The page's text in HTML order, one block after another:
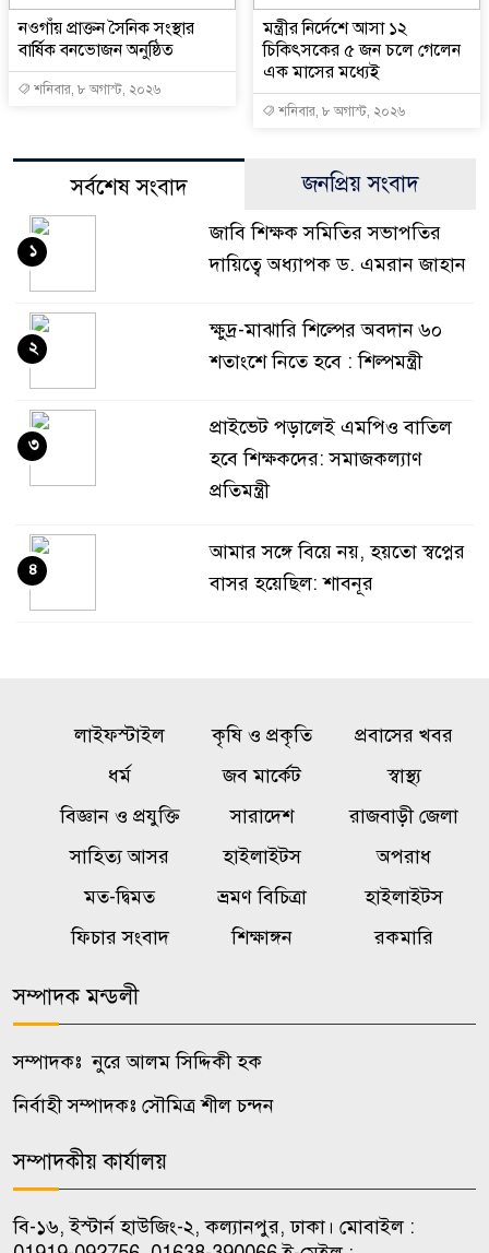
নওগাঁয় প্রাক্তন সৈনিক সংস্থার
বার্ষিক বনভোজন অনুষ্ঠিত
শনিবার, ৮ অগাস্ট, ২০২৬
মন্ত্রীর নির্দেশে আসা ১২
চিকিৎসকের ৫ জন চলে গেলেন
এক মাসের মধ্যেই
শনিবার, ৮ অগাস্ট, ২০২৬
সর্বশেষ সংবাদ জনপ্রিয় সংবাদ
জাবি শিক্ষক সমিতির সভাপতির
দায়িত্বে অধ্যাপক ড. এমরান জাহান
১
ক্ষুদ্র-মাঝারি শিল্পের অবদান ৬০
শতাংশে নিতে হবে : শিল্পমন্ত্রী
২
প্রাইভেট পড়ালেই এমপিও বাতিল
হবে শিক্ষকদের: সমাজকল্যাণ
প্রতিমন্ত্রী
৩
আমার সঙ্গে বিয়ে নয়, হয়তো স্বপ্নের
বাসর হয়েছিল: শাবনূর
৪
একটি চক্র জ্বালানি খাতকে
অস্থিতিশীল করার জন্য সক্রিয়:
বালিয়াকান্দীতে শিক্ষা প্রতিষ্ঠানে
ক্রীড়া সামগ্রী, বাদ্যযন্ত্র ও হাইজিন
কালুখালীতে দপ্তর প্রধানদের সঙ্গে
এমপির মতবিনিময় সভা
কালুখালীতে শিক্ষাপ্রতিষ্ঠানে ক্রীড়া ও
চাকরি পেলেন জুলাই শহিদ ও আহত
১০
লাইফস্টাইল কৃষি ও প্রকৃতি
প্রবাসের খবর
ধর্ম
জব মার্কেট
স্বাস্থ্য
বিজ্ঞান ও প্রযুক্তি
সারাদেশ
রাজবাড়ী জেলা
সাহিত্য আসর
হাইলাইটস
অপরাধ
মত-দ্বিমত
ভ্রমণ বিচিত্রা
হাইলাইটস
ফিচার সংবাদ
শিক্ষাঙ্গন রকমারি
সম্পাদক মন্ডলী
সম্পাদকঃ নুরে আলম সিদ্দিকী হক
নির্বাহী সম্পাদকঃ সৌমিত্র শীল চন্দন
সম্পাদকীয় কার্যালয়
বি-১৬, ইস্টার্ন হাউজিং-২, কল্যানপুর, ঢাকা। মোবাইল :